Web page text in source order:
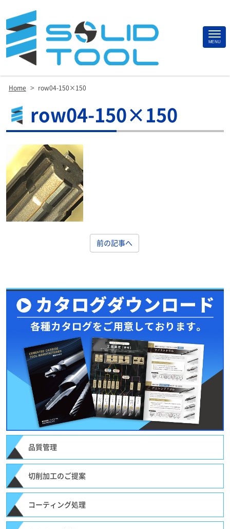
MENU
Home > row04-150×150
row04-150×150
前の記事へ
品質管理
切削加工のご提案
コーティング処理
Site
Footer